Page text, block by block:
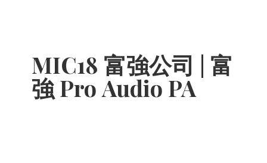
MIC18 富強公司 | 富
強 Pro Audio PA